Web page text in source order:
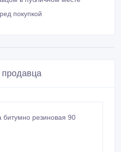
покупкой
битумно резиновая 90